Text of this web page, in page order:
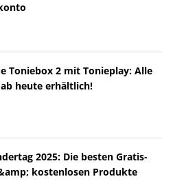
Toniebox 2 mit Tonieplay: Alle
heute erhältlich!
2025: Die besten Gratis-
kostenlosen Produkte